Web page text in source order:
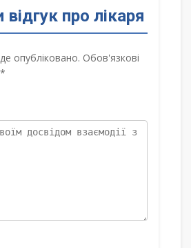
про лікаря
опубліковано. Обов'язкові